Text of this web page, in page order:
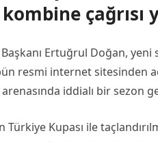
çağrısı
Ertuğrul Doğan,
resmi internet sitesinden
iddialı bir sezon
Türkiye Kupası ile